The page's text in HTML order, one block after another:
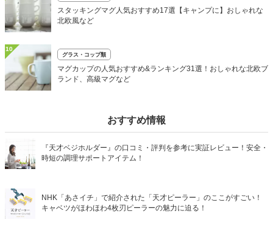
スタッキングマグ人気おすすめ17選【キャンプに】おしゃれな
北欧風など
10
グラス・コップ類
マグカップの人気おすすめ&ランキング31選！おしゃれな北欧ブ
ランド、高級マグなど
おすすめ情報
『天才ベジホルダー』の口コミ・評判を参考に実証レビュー！安全・
時短の調理サポートアイテム！
NHK「あさイチ」で紹介された「天才ピーラー」のここがすごい！
キャベツがほわほわ4枚刃ピーラーの魅力に迫る！